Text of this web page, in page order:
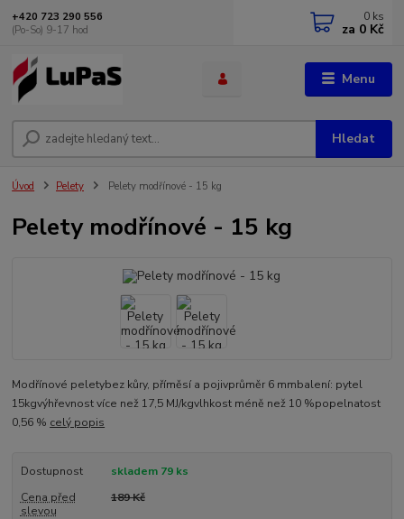
Menu
Hledat
+420 723 290 556
(Po-So) 9-17 hod
0 ks
za 0 Kč
Úvod Pelety Pelety modřínové - 15 kg
Pelety modřínové - 15 kg
Modřínové peletybez kůry, příměsí a pojivprůměr 6 mmbalení: pytel
15kgvýhřevnost více než 17,5 MJ/kgvlhkost méně než 10 %popelnatost
0,56 % celý popis
Dostupnost
skladem 79 ks
Cena před
slevou
189 Kč